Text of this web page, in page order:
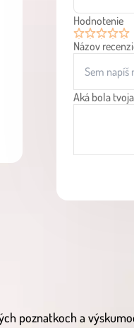
Hodnotenie
1 2 3 4 5
Názov
Aká bola
poznatkoch a